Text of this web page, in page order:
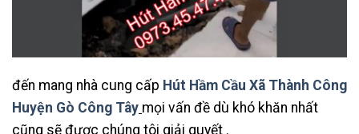
đến mang nhà cung cấp Hút Hầm Cầu Xã Thành Công
Huyện Gò Công Tây mọi vấn đề dù khó khăn nhất
cũng sẽ được chúng tôi giải quyết .